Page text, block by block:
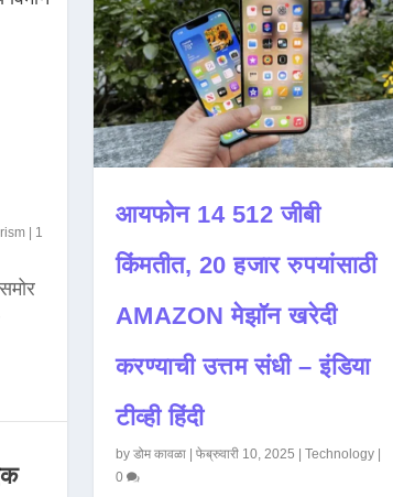
| 1
आयफोन 14 512 जीबी
किंमतीत, 20 हजार रुपयांसाठी
AMAZON मेझॉन खरेदी
करण्याची उत्तम संधी – इंडिया
टीव्ही हिंदी
by डोम कावळा| फेब्रुवारी 10, 2025 Technology|
0